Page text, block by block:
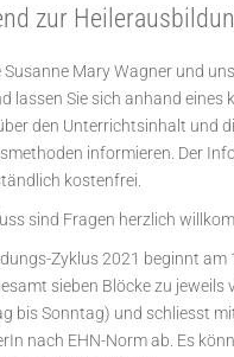
zur
Susanne Mary Wagner und
lassen Sie sich anhand eines
den Unterrichtsinhalt und
informieren. Der
kostenfrei.
sind Fragen herzlich
Zyklus 2021 beginnt am
sieben Blöcke zu jeweils
bis Sonntag) und schliesst
nach EHN-Norm ab. Es